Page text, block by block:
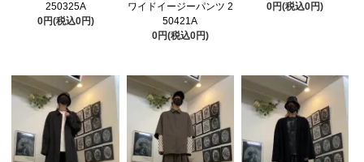
250325A
0円(税込0円)
ワイドイージーパンツ 2
50421A
0円(税込0円)
0円(税込0円)